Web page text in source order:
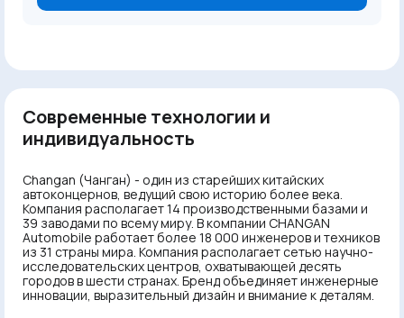
Современные технологии и
индивидуальность
Changan (Чанган) - один из старейших китайских
автоконцернов, ведущий свою историю более века.
Компания располагает 14 производственными базами и
39 заводами по всему миру. В компании CHANGAN
Automobile работает более 18 000 инженеров и техников
из 31 страны мира. Компания располагает сетью научно-
исследовательских центров, охватывающей десять
городов в шести странах. Бренд объединяет инженерные
инновации, выразительный дизайн и внимание к деталям.